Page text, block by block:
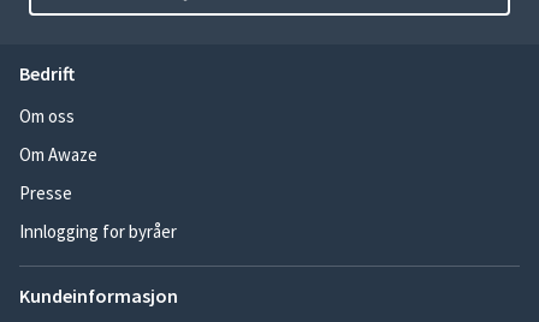
Bedrift
Om oss
Om Awaze
Presse
Innlogging for byråer
Kundeinformasjon